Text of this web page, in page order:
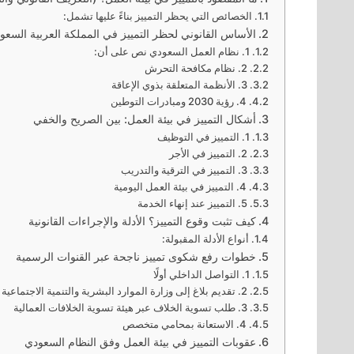
الخصائص التي يحظر التمييز بناءً عليها تشمل:
الأساس القانوني لحظر التمييز في المملكة العربية
1. نظام العمل السعودي نص على أن:
2. نظام مكافحة التحرش
3. الأنظمة المتعلقة بذوي الإعاقة
4. رؤية 2030 ومبادرات التوطين
أشكال التمييز في بيئة العمل: بين الصريح والخفي
1. التمييز في التوظيف
2. التمييز في الأجر
3. التمييز في الترقية والتدريب
4. التمييز في بيئة العمل اليومية
5. التمييز عند إنهاء الخدمة
كيف تثبت وقوع التمييز؟ الأدلة والإجراءات القانونية
أنواع الأدلة المقبولة:
خطوات رفع شكوى تمييز ناجحة عبر القنوات الرسمية
1. التواصل الداخلي أولًا
2. تقديم بلاغ إلى وزارة الموارد البشرية والتنمية الاجتماعية
3. طلب تسوية الخلاف عبر هيئة تسوية الخلافات العمالية
4. الاستعانة بمحامي متخصص
عقوبات التمييز في بيئة العمل وفق النظام السعودي